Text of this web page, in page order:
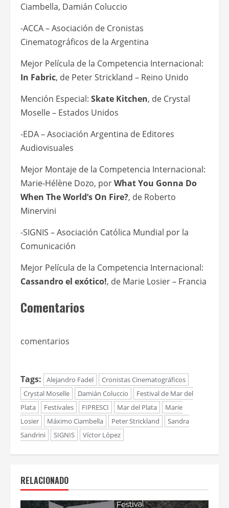
Ciambella, Damián Coluccio
-ACCA – Asociación de Cronistas
Cinematográficos de la Argentina
Mejor Película de la Competencia Internacional:
In Fabric, de Peter Strickland – Reino Unido
Mención Especial: Skate Kitchen, de Crystal
Moselle – Estados Unidos
-EDA – Asociación Argentina de Editores
Audiovisuales
Mejor Montaje de la Competencia Internacional:
Marie-Hélène Dozo, porWhat You Gonna Do
When The World’s On Fire?, de Roberto
Minervini
-SIGNIS – Asociación Católica Mundial por la
Comunicación
Mejor Película de la Competencia Internacional:
Cassandro el exótico!, de Marie Losier – Francia
Comentarios
comentarios
Tags: Alejandro Fadel
Cronistas Cinematográficos
Crystal Moselle
Damián Coluccio
Festival de Mar del
Plata
Festivales FIPRESCI Mar del Plata
Marie
Losier
Máximo Ciambella Peter Strickland
Sandra
Sandrini
SIGNIS Víctor López
RELACIONADO